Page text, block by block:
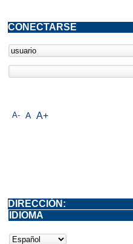
A- A A+
CONECTARSE
DIRECCIÓN:
IDIOMA